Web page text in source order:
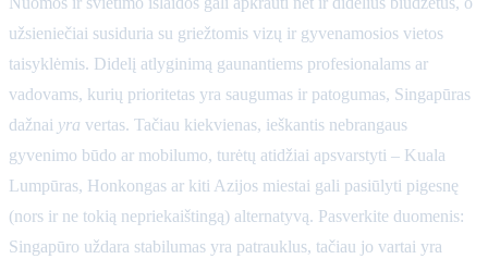
užsieniečiai susiduria su griežtomis vizų ir gyvenamosios vietos
taisyklėmis. Didelį atlyginimą gaunantiems profesionalams ar
vadovams, kurių prioritetas yra saugumas ir patogumas, Singapūras
dažnai yra vertas. Tačiau kiekvienas, ieškantis nebrangaus
gyvenimo būdo ar mobilumo, turėtų atidžiai apsvarstyti – Kuala
Lumpūras, Honkongas ar kiti Azijos miestai gali pasiūlyti pigesnę
(nors ir ne tokią nepriekaištingą) alternatyvą. Pasverkite duomenis:
Singapūro uždara stabilumas yra patrauklus, tačiau jo vartai yra